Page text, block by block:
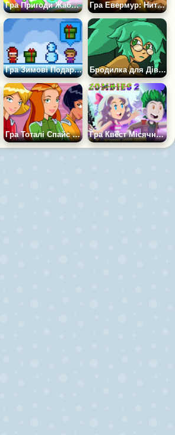
Гра Пригоди Жабеняти Гра Евермур: Нитка Долі
Гра Зимові Подарунки Бродилка для Дівчаток: Лабіринт
Гра Тоталі Спайс Бродилка Гра Квест Місячний Камінь